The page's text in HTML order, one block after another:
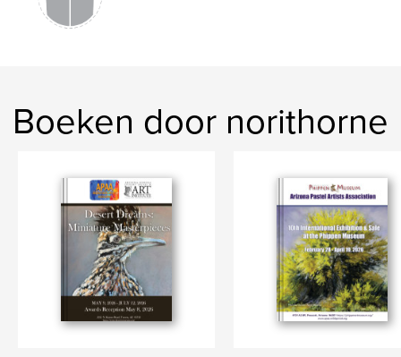
Boeken door norithorne